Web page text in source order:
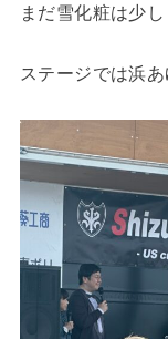
まだ雪化粧は少
ステージでは浜